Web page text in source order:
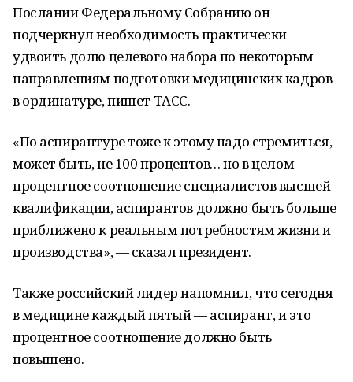
Послании Федеральному Собранию он
подчеркнул необходимость практически
удвоить долю целевого набора по некоторым
направлениям подготовки медицинских кадров
в ординатуре, пишет ТАСС.
«По аспирантуре тоже к этому надо стремиться,
может быть, не 100 процентов… но в целом
процентное соотношение специалистов высшей
квалификации, аспирантов должно быть больше
приближено к реальным потребностям жизни и
производства», — сказал президент.
Также российский лидер напомнил, что сегодня
в медицине каждый пятый — аспирант, и это
процентное соотношение должно быть
повышено.